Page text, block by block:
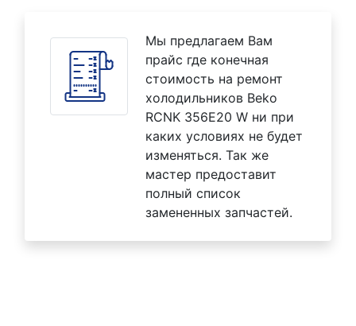
Мы предлагаем Вам
прайс где конечная
стоимость на ремонт
холодильников Beko
RCNK 356E20 W ни при
каких условиях не будет
изменяться. Так же
мастер предоставит
полный список
замененных запчастей.